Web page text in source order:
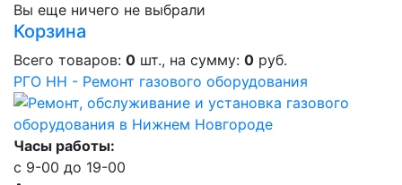
Вы еще ничего не выбрали
Корзина
Всего товаров: 0 шт., на сумму: 0 руб.
РГО НН - Ремонт газового оборудования
Часы работы:
c 9-00 до 19-00